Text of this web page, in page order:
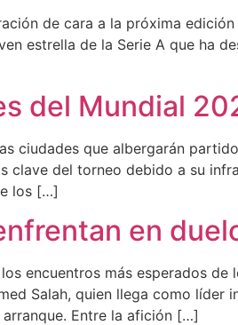
de cara a la próxima
estrella de la Serie A que ha
del Mundial
ciudades que albergarán
clave del torneo debido a su
los […]
en
encuentros más esperados
Salah, quien llega como líder
Entre la afición […]